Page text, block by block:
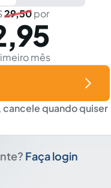
29,50por
mês
cancele quando quiser
Faça login